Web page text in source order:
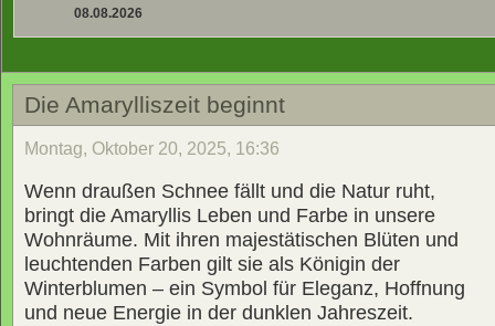
08.08.2026
Die Amarylliszeit beginnt
Montag, Oktober 20, 2025, 16:36
Wenn draußen Schnee fällt und die Natur ruht,
bringt die Amaryllis Leben und Farbe in unsere
Wohnräume. Mit ihren majestätischen Blüten und
leuchtenden Farben gilt sie als Königin der
Winterblumen – ein Symbol für Eleganz, Hoffnung
und neue Energie in der dunklen Jahreszeit.